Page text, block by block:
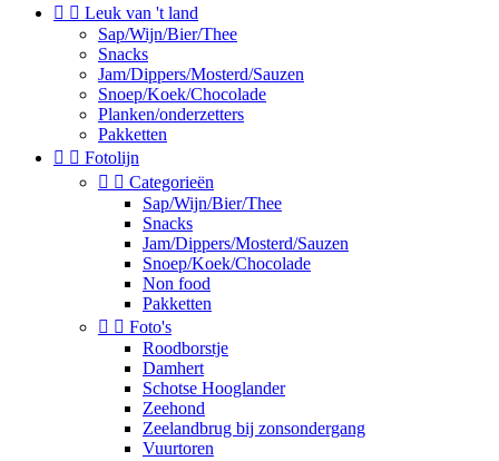
  Leuk van 't land
Sap/Wijn/Bier/Thee
Snacks
Jam/Dippers/Mosterd/Sauzen
Snoep/Koek/Chocolade
Planken/onderzetters
Pakketten
  Fotolijn
  Categorieën
Sap/Wijn/Bier/Thee
Snacks
Jam/Dippers/Mosterd/Sauzen
Snoep/Koek/Chocolade
Non food
Pakketten
  Foto's
Roodborstje
Damhert
Schotse Hooglander
Zeehond
Zeelandbrug bij zonsondergang
Vuurtoren